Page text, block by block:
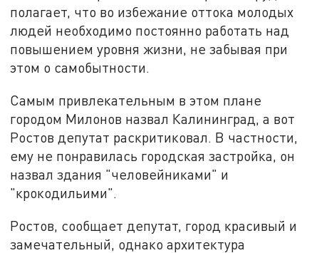
полагает, что во избежание оттока молодых
людей необходимо постоянно работать над
повышением уровня жизни, не забывая при
этом о самобытности.
Самым привлекательным в этом плане
городом Милонов назвал Калининград, а вот
Ростов депутат раскритиковал. В частности,
ему не понравилась городская застройка, он
назвал здания "человейниками" и
"крокодильими".
Ростов, сообщает депутат, город красивый и
замечательный, однако архитектура